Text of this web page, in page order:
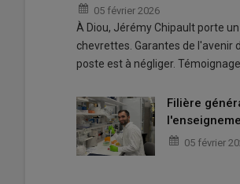
05 février 2026
À Diou, Jérémy Chipault porte
chevrettes. Garantes de l'avenir
poste est à négliger. Témoignage.
Filière
05 février